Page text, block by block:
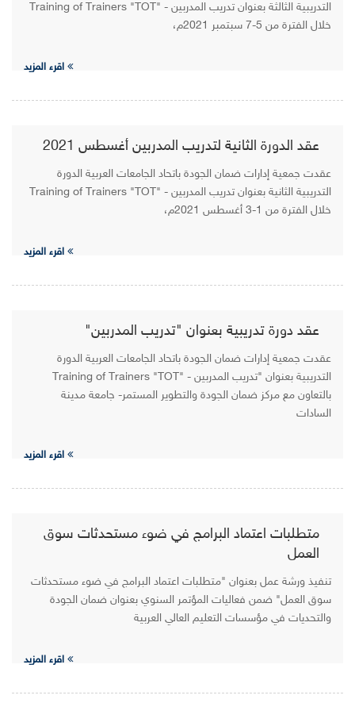
التدريبية الثالثة بعنوان تدريب المدربين - "Training of Trainers "TOT
خلال الفترة من 5-7 سبتمبر 2021م،
اقرء المزيد
عقد الدورة الثانية لتدريب المدربين أغسطس 2021
عقدت جمعية إدارات ضمان الجودة باتحاد الجامعات العربية الدورة
التدريبية الثانية بعنوان تدريب المدربين - "Training of Trainers "TOT
خلال الفترة من 1-3 أغسطس 2021م،
اقرء المزيد
عقد دورة تدريبية بعنوان "تدريب المدربين"
عقدت جمعية إدارات ضمان الجودة باتحاد الجامعات العربية الدورة
التدريبية بعنوان "تدريب المدربين - "Training of Trainers "TOT
بالتعاون مع مركز ضمان الجودة والتطوير المستمر- جامعة مدينة
السادات
اقرء المزيد
متطلبات اعتماد البرامج في ضوء مستحدثات سوق
العمل
تنفيذ ورشة عمل بعنوان "متطلبات اعتماد البرامج في ضوء مستحدثات
سوق العمل" ضمن فعاليات المؤتمر السنوي بعنوان ضمان الجودة
والتحديات في مؤسسات التعليم العالي العربية
اقرء المزيد